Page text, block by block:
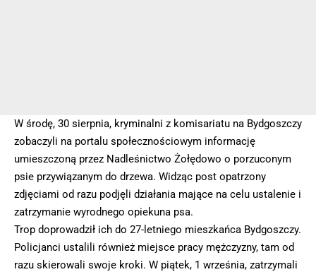
W środę, 30 sierpnia, kryminalni z komisariatu na Bydgoszczy
zobaczyli na portalu społecznościowym informację
umieszczoną przez Nadleśnictwo Żołędowo o porzuconym
psie przywiązanym do drzewa. Widząc post opatrzony
zdjęciami od razu podjęli działania mające na celu ustalenie i
zatrzymanie wyrodnego opiekuna psa.
Trop doprowadził ich do 27-letniego mieszkańca Bydgoszczy.
Policjanci ustalili również miejsce pracy mężczyzny, tam od
razu skierowali swoje kroki. W piątek, 1 września, zatrzymali